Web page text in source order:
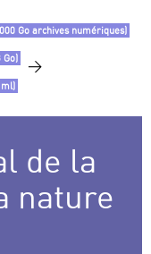
Go archives numériques)
>
de la
nature